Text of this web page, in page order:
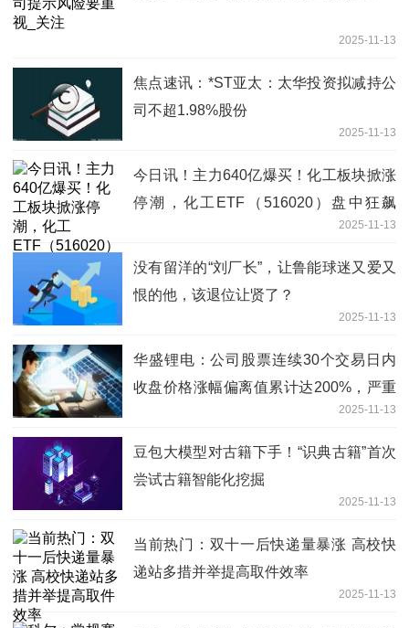
2025-11-13
焦点速讯：*ST亚太：太华投资拟减持公
司不超1.98%股份
2025-11-13
今日讯！主力640亿爆买！化工板块掀涨
停潮，化工ETF（516020）盘中狂飙
2025-11-13
没有留洋的“刘厂长”，让鲁能球迷又爱又
恨的他，该退位让贤了？
2025-11-13
华盛锂电：公司股票连续30个交易日内
收盘价格涨幅偏离值累计达200%，严重
异常波动！前三季营收增62%仍亏损 焦
点速读
2025-11-13
豆包大模型对古籍下手！“识典古籍”首次
尝试古籍智能化挖掘
2025-11-13
当前热门：双十一后快递量暴涨 高校快
递站多措并举提高取件效率
2025-11-13